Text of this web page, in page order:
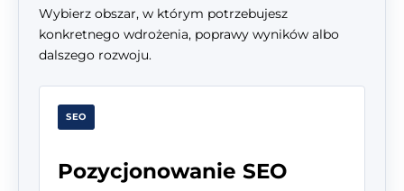
Wybierz obszar, w którym potrzebujesz
konkretnego wdrożenia, poprawy wyników albo
dalszego rozwoju.
SEO
Pozycjonowanie SEO